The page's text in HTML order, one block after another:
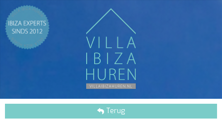
Terug